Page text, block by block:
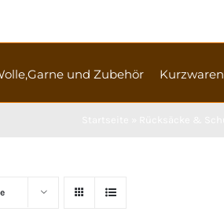
und Zubehör Kurzwaren